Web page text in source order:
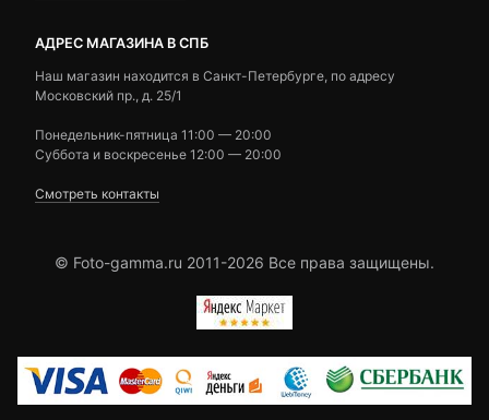
АДРЕС МАГАЗИНА В СПБ
Наш магазин находится в Санкт-Петербурге, по адресу
Московский пр., д. 25/1
Понедельник-пятница 11:00 — 20:00
Суббота и воскресенье 12:00 — 20:00
Смотреть контакты
© Foto-gamma.ru 2011-2026 Все права защищены.